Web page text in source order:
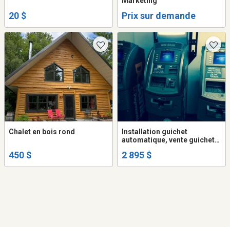
20 $ Prix sur demande
Chalet en bois rond
450 $
Installation guichet
automatique, vente guichet
guichet automatique,
2 895 $